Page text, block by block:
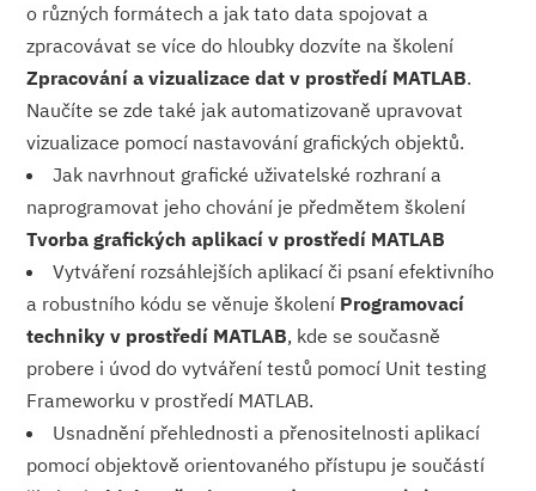
o různých formátech a jak tato data spojovat a
zpracovávat se více do hloubky dozvíte na školení
Zpracování a vizualizace dat v prostředí MATLAB.
Naučíte se zde také jak automatizovaně upravovat
vizualizace pomocí nastavování grafických objektů.
Jak navrhnout grafické uživatelské rozhraní a
naprogramovat jeho chování je předmětem školení
Tvorba grafických aplikací v prostředí MATLAB
Vytváření rozsáhlejších aplikací či psaní efektivního
a robustního kódu se věnuje školení Programovací
techniky v prostředí MATLAB, kde se současně
probere i úvod do vytváření testů pomocí Unit testing
Frameworku v prostředí MATLAB.
Usnadnění přehlednosti a přenositelnosti aplikací
pomocí objektově orientovaného přístupu je součástí